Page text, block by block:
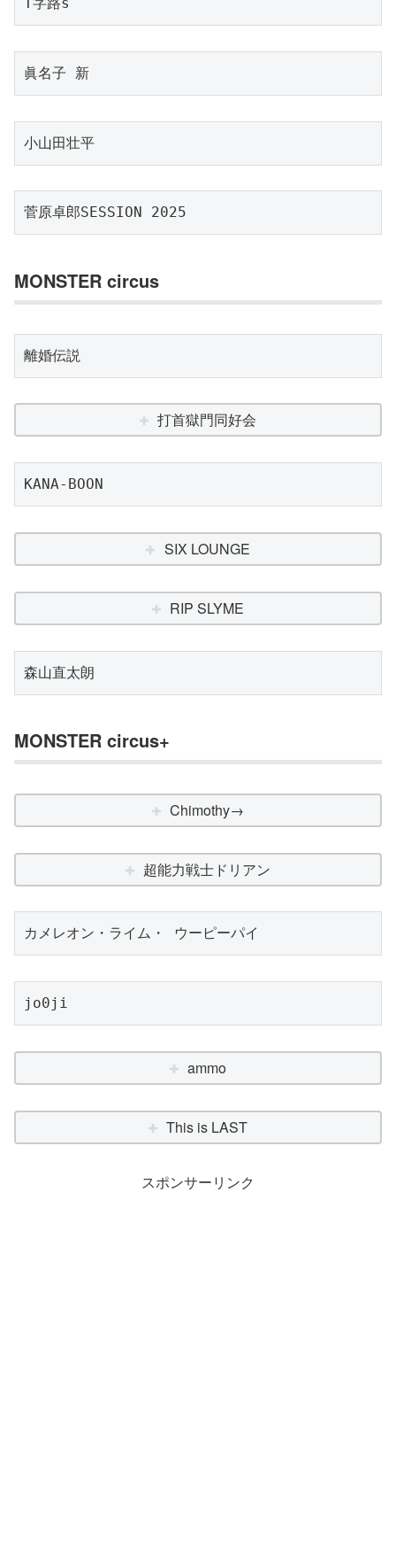
眞名子 新
小山田壮平
菅原卓郎SESSION 2025
MONSTER circus
離婚伝説
打首獄門同好会
KANA-BOON
SIX LOUNGE
RIP SLYME
森山直太朗
MONSTER circus+
Chimothy→
超能力戦士ドリアン
カメレオン・ライム・ ウーピーパイ
jo0ji
ammo
This is LAST
スポンサーリンク